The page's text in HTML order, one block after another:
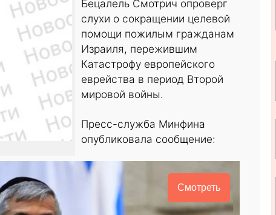
Бецалель Смотрич опроверг
слухи о сокращении целевой
помощи пожилым гражданам
Израиля, пережившим
Катастрофу европейского
еврейства в период Второй
мировой войны.
Пресс-служба Минфина
опубликовала сообщение:
Смотреть